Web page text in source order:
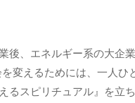
後、エネルギー系の大企
変えるためには、一人ひ
るスピリチュアル』を立ち